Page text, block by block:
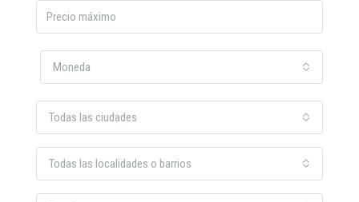
Moneda
Todas las ciudades
Todas las localidades o barrios